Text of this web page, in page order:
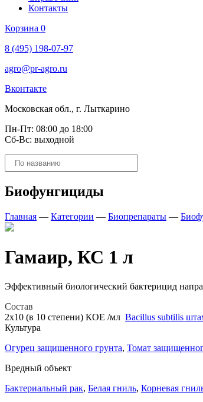
Контакты
Корзина 0
8 (495) 198-07-97
agro@pr-agro.ru
Вконтакте
Московская обл., г. Лыткарино
Пн-Пт: 08:00 до 18:00
Сб-Вс: выходной
Поиск
товаров
Биофунгициды
Главная — Категории — Биопрепараты —
Гамаир, КС 1 л
Эффективный биологический бактерицид
Состав
2х10 (в 10 степени) КОЕ /мл Bacillus subtilis
Культура
Огурец защищенного грунта, Томат
Вредный объект
Бактериальный рак, Белая гниль, Корневая